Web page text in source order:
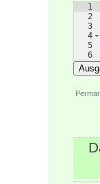
1
2
3
4
5
6